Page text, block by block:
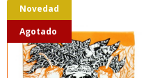
Novedad
Agotado